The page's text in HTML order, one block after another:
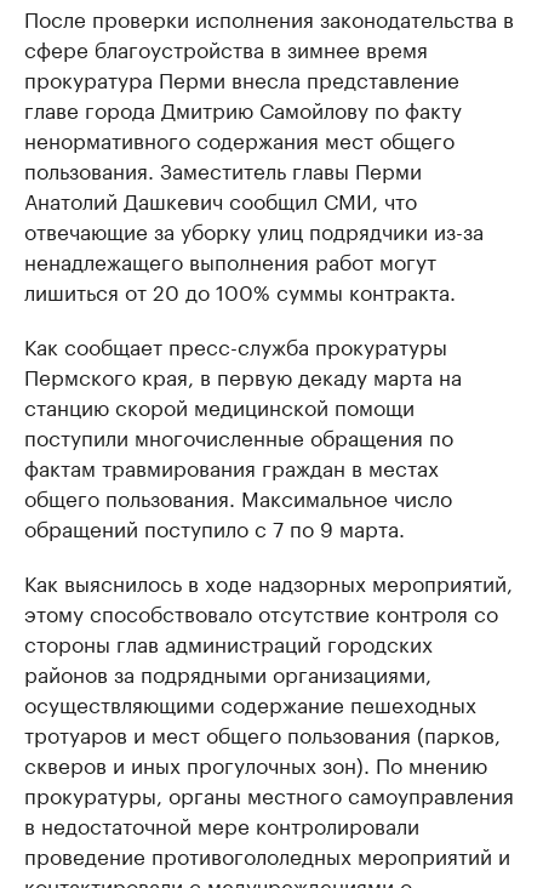
После проверки исполнения законодательства в
сфере благоустройства в зимнее время
прокуратура Перми внесла представление
главе города Дмитрию Самойлову по факту
ненормативного содержания мест общего
пользования. Заместитель главы Перми
Анатолий Дашкевич сообщил СМИ, что
отвечающие за уборку улиц подрядчики из-за
ненадлежащего выполнения работ могут
лишиться от 20 до 100% суммы контракта.
Как сообщает пресс-служба прокуратуры
Пермского края, в первую декаду марта на
станцию скорой медицинской помощи
поступили многочисленные обращения по
фактам травмирования граждан в местах
общего пользования. Максимальное число
обращений поступило с 7 по 9 марта.
Как выяснилось в ходе надзорных мероприятий,
этому способствовало отсутствие контроля со
стороны глав администраций городских
районов за подрядными организациями,
осуществляющими содержание пешеходных
тротуаров и мест общего пользования (парков,
скверов и иных прогулочных зон). По мнению
прокуратуры, органы местного самоуправления
в недостаточной мере контролировали
проведение противогололедных мероприятий и